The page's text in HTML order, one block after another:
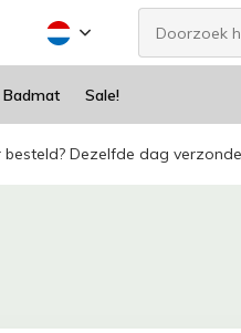
Badmat Sale!
Dezelfde dag